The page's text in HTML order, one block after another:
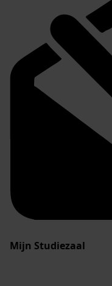
Mijn Studiezaal